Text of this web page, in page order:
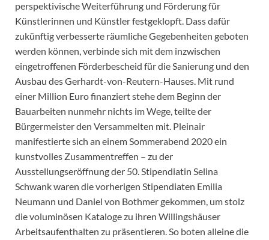
perspektivische Weiterführung und Förderung für
Künstlerinnen und Künstler festgeklopft. Dass dafür
zukünftig verbesserte räumliche Gegebenheiten geboten
werden können, verbinde sich mit dem inzwischen
eingetroffenen Förderbescheid für die Sanierung und den
Ausbau des Gerhardt-von-Reutern-Hauses. Mit rund
einer Million Euro finanziert stehe dem Beginn der
Bauarbeiten nunmehr nichts im Wege, teilte der
Bürgermeister den Versammelten mit. Pleinair
manifestierte sich an einem Sommerabend 2020 ein
kunstvolles Zusammentreffen – zu der
Ausstellungseröffnung der 50. Stipendiatin Selina
Schwank waren die vorherigen Stipendiaten Emilia
Neumann und Daniel von Bothmer gekommen, um stolz
die voluminösen Kataloge zu ihren Willingshäuser
Arbeitsaufenthalten zu präsentieren. So boten alleine die